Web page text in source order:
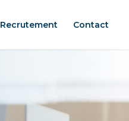
Recrutement Contact